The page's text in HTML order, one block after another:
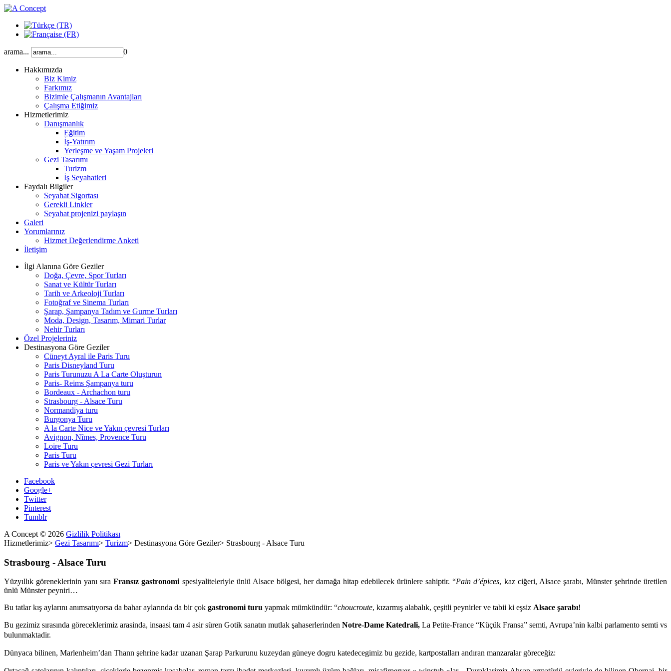
arama... 0
Hakkımızda
Biz Kimiz
Farkımız
Bizimle Çalışmanın Avantajları
Çalışma Etiğimiz
Hizmetlerimiz
Danışmanlık
Eğitim
İş-Yatırım
Yerleşme ve Yaşam Projeleri
Gezi Tasarımı
Turizm
İş Seyahatleri
Faydalı Bilgiler
Seyahat Sigortası
Gerekli Linkler
Seyahat projenizi paylaşın
Galeri
Yorumlarınız
Hizmet Değerlendirme Anketi
İletişim
İlgi Alanına Göre Geziler
Doğa, Çevre, Spor Turları
Sanat ve Kültür Turları
Tarih ve Arkeoloji Turları
Fotoğraf ve Sinema Turları
Şarap, Şampanya Tadım ve Gurme Turları
Moda, Design, Tasarım, Mimari Turlar
Nehir Turları
Özel Projeleriniz
Destinasyona Göre Geziler
Cüneyt Ayral ile Paris Turu
Paris Disneyland Turu
Paris Turunuzu A La Carte Oluşturun
Paris- Reims Şampanya turu
Bordeaux - Archachon turu
Strasbourg - Alsace Turu
Normandiya turu
Burgonya Turu
A la Carte Nice ve Yakın çevresi Turları
Avignon, Nîmes, Provence Turu
Loire Turu
Paris Turu
Paris ve Yakın çevresi Gezi Turları
Facebook
Google+
Twitter
Pinterest
Tumblr
A Concept © 2026 Gizlilik Politikası
Hizmetlerimiz> Gezi Tasarımı> Turizm> Destinasyona Göre Geziler> Strasbourg - Alsace Turu
Strasbourg - Alsace Turu
Yüzyıllık göreneklerinin yanı sıraFransız gastronomispesiyaliteleriyle ünlü Alsace bölgesi, her damağa hitap edebilecek ürünlere sahiptir. “Pain d’épices, kaz ciğeri, Alsace şarabı, Münster şehrinde üretilen
ünlü Münster peyniri…
Bu tatlar kış aylarını anımsatıyorsa da bahar aylarında da bir çok gastronomi turu yapmak mümkündür: “choucroute, kızarmış alabalık, çeşitli peynirler ve tabii ki eşsiz Alsace şarabı!
Bu gezimiz sırasında göreceklerimiz arasinda, insaasi tam 4 asir süren Gotik sanatın mutlak şahaserlerinden Notre-Dame Katedrali, La Petite-France “Küçük Fransa” semti, Avrupa’nin kalbi parlamento semti vs
bulunmaktadir.
Dünyaca bilinen, Marlenheim’dan Thann şehrine kadar uzanan Şarap Parkurunu kuzeydan güneye dogru katedecegimiz bu gezide, kartpostalları andıran manzaralar göreceğiz: